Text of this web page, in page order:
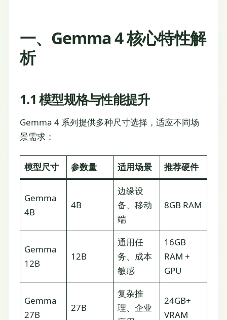
一、Gemma 4 核心特性解
析
1.1 模型规格与性能提升
Gemma 4 系列提供多种尺寸选择，适应不同场
景需求：
模型尺寸 参数量 适用场景 推荐硬件
Gemma
4B
4B
边缘设
备、移动
端
8GB RAM
Gemma
12B
12B
通用任
务、成本
敏感
16GB
RAM +
GPU
Gemma
27B
27B
复杂推
理、企业
24GB+
VRAM